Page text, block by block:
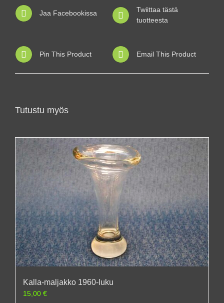
Jaa Facebookissa
Twiittaa tästä
tuotteesta
Pin This Product Email This Product
Tutustu myös
Kalla-maljakko 1960-luku
15,00 €